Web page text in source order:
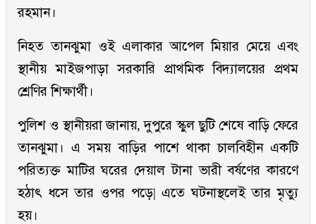
রহমান।
নিহত তানঝুমা ওই এলাকার আপেল মিয়ার মেয়ে এবং
স্থানীয় মাইজপাড়া সরকারি প্রাথমিক বিদ্যালয়ের প্রথম
শ্রেণির শিক্ষার্থী।
পুলিশ ও স্থানীয়রা জানায়, দুপুরে স্কুল ছুটি শেষে বাড়ি ফেরে
তানঝুমা। এ সময় বাড়ির পাশে থাকা চালবিহীন একটি
পরিত্যক্ত মাটির ঘরের দেয়াল টানা ভারী বর্ষণের কারণে
হঠাৎ ধসে তার ওপর পড়ে| এতে ঘটনাস্থলেই তার মৃত্যু
হয়।